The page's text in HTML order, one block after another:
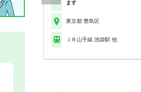
ます
東京都 豊島区
ＪＲ山手線 池袋駅 他